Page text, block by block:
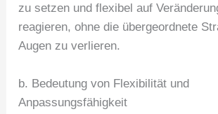
zu setzen und flexibel auf
reagieren, ohne die übergeordnete
Augen zu verlieren.
b. Bedeutung von Flexibilität und
Anpassungsfähigkeit